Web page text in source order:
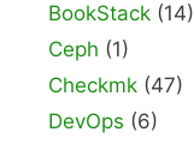
BookStack (14)
Ceph (1)
Checkmk (47)
DevOps (6)